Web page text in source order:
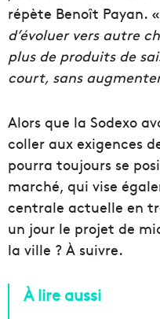
répète Benoît Payan. «
d’évoluer vers autre
plus de produits de
court, sans
Alors que la Sodexo
coller aux exigences
pourra toujours se
marché, qui vise
centrale actuelle en
un jour le projet de
la ville ? À suivre.
À lire aussi